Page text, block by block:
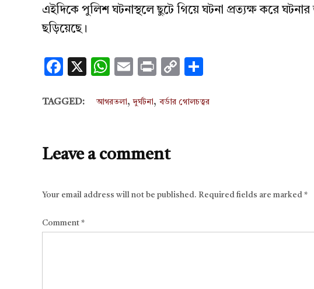
এইদিকে পুলিশ ঘটনাস্থলে ছুটে গিয়ে ঘটনা প্রত্যক্ষ করে
ছড়িয়েছে।
Facebook
X WhatsApp
EmailPrintCopy
TAGGED: আগরতলা ,দুর্ঘটনা , বর্ডার গোলচত্বর
Leave a comment
Your email address will not be published. Required fields are marked *
Comment *